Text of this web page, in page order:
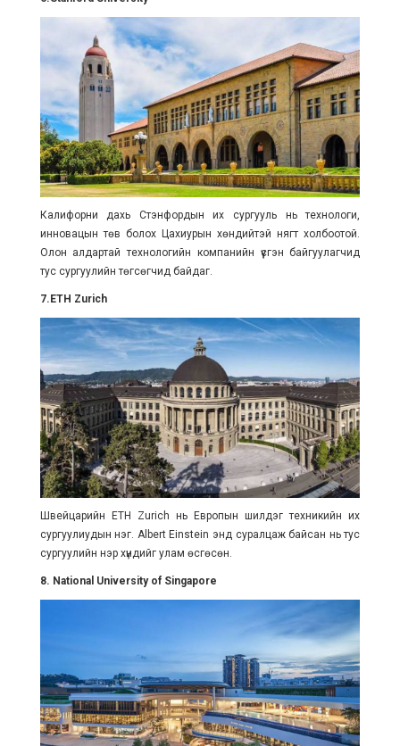
Калифорни дахь Стэнфордын их сургууль нь технологи,
инновацын төв болох Цахиурын хөндийтэй нягт холбоотой.
Олон алдартай технологийн компанийн үүсгэн байгуулагчид
тус сургуулийн төгсөгчид байдаг.
7.ETH Zurich
Швейцарийн ETH Zurich нь Европын шилдэг техникийн их
сургуулиудын нэг. Albert Einstein энд суралцаж байсан нь тус
сургуулийн нэр хүндийг улам өсгөсөн.
8. National University of Singapore